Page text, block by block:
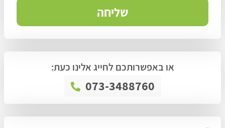
או באפשרותכם לחייג אלינו כעת:
073-3488760